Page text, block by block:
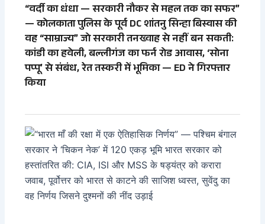
“वर्दी का धंधा — सरकारी नौकर से महल तक का सफर”
— कोलकाता पुलिस के पूर्व DC शांतनु सिन्हा बिस्वास की
वह “साम्राज्य” जो सरकारी तनख्वाह से नहीं बन सकती:
कांडी का हवेली, बल्लीगंज का फर्न रोड आवास, ‘सोना
पप्पू’ से संबंध, रेत तस्करी में भूमिका — ED ने गिरफ्तार
किया